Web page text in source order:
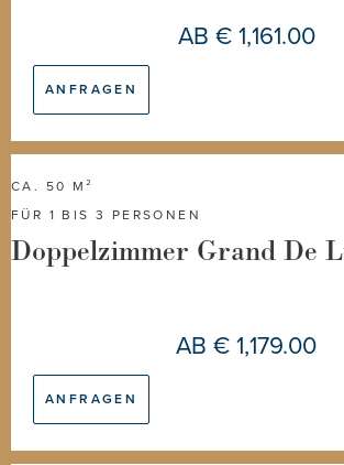
AB € 1,161.00
ANFRAGEN
Doppelzimmer Grand De
CA. 50 M²
FÜR 1 BIS 3 PERSONEN
AB € 1,179.00
ANFRAGEN